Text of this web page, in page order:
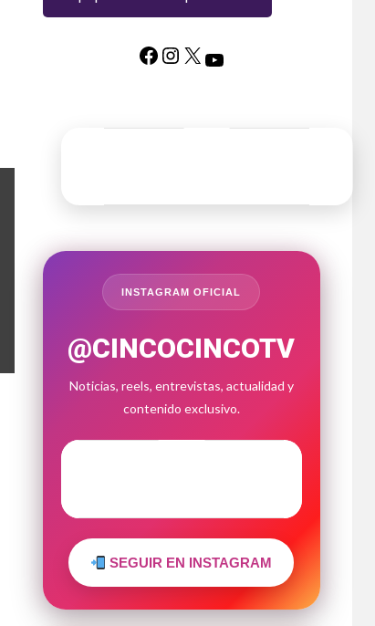
INSTAGRAM OFICIAL
@CINCOCINCOTV
Noticias, reels, entrevistas, actualidad y
contenido exclusivo.
SEGUIR EN INSTAGRAM